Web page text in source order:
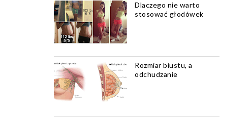
Dlaczego nie warto
stosować głodówek
Rozmiar biustu, a
odchudzanie